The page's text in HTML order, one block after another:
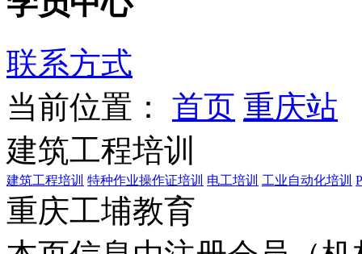
联系方式
当前位置：
首页 重庆站
建筑工程培训
建筑工程培训 特种作业操作证培训 电工培训 工业自动化培训
重庆工埔教育